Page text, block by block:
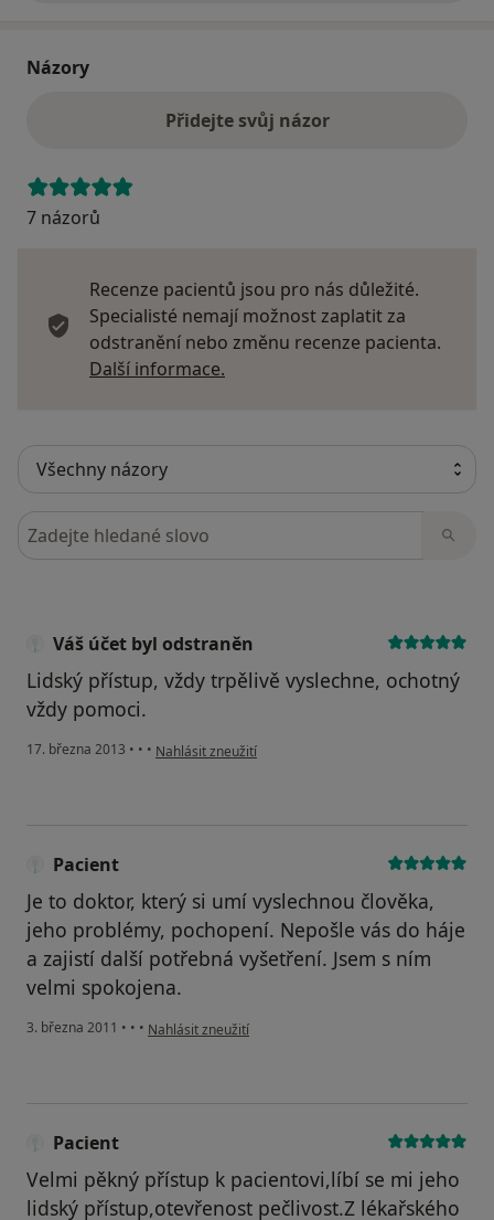
Názory
Přidejte svůj názor
7 názorů
Recenze pacientů jsou pro nás důležité.
Specialisté nemají možnost zaplatit za
odstranění nebo změnu recenze pacienta.
Další informace.
Hledejte v názorech
Váš účet byl odstraněn
Lidský přístup, vždy trpělivě vyslechne, ochotný
vždy pomoci.
17. března 2013 • • • podle názoru uživatele Váš účet byl odstraněn
Nahlásit zneužití
Pacient
Je to doktor, který si umí vyslechnou člověka,
jeho problémy, pochopení. Nepošle vás do háje
a zajistí další potřebná vyšetření. Jsem s ním
velmi spokojena.
3. března 2011 • • • podle názoru uživatele Pacient
Nahlásit zneužití
Pacient
Velmi pěkný přístup k pacientovi,líbí se mi jeho
lidský přístup,otevřenost pečlivost.Z lékařského